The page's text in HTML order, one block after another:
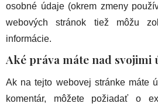
osobné údaje (okrem zmeny
webových stránok tiež môžu
informácie.
Aké práva máte nad svojimi
Ak na tejto webovej stránke máte
komentár, môžete požiadať o